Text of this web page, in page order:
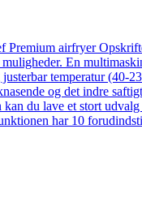
Premium airfryer
En
temperatur
og det indre
du lave et stort
har 10